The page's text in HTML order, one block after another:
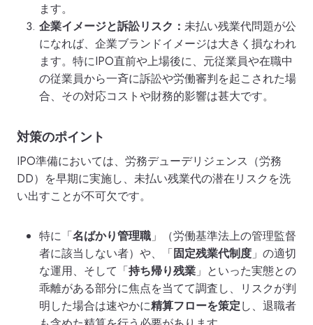
ます。
企業イメージと訴訟リスク： 未払い残業代問題が公
になれば、企業ブランドイメージは大きく損なわれ
ます。特にIPO直前や上場後に、元従業員や在職中
の従業員から一斉に訴訟や労働審判を起こされた場
合、その対応コストや財務的影響は甚大です。
対策のポイント
IPO準備においては、労務デューデリジェンス（労務
DD）を早期に実施し、未払い残業代の潜在リスクを洗
い出すことが不可欠です。
特に「名ばかり管理職 」（労働基準法上の管理監督
者に該当しない者）や、「固定残業代制度 」の適切
な運用、そして「持ち帰り残業 」といった実態との
乖離がある部分に焦点を当てて調査し、リスクが判
明した場合は速やかに精算フローを策定し、退職者